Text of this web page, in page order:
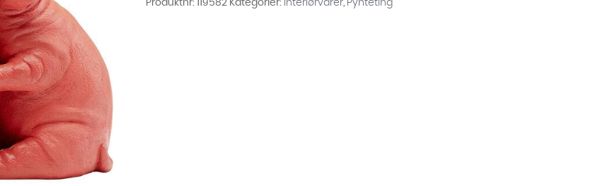
Produktnr: 119582 Kategorier: Interiørvarer, Pynteting